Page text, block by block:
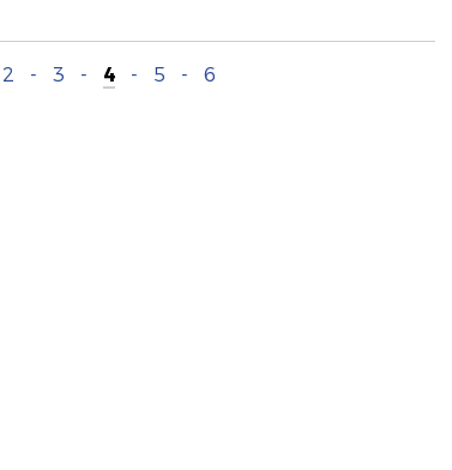
2 - 3 - 4 - 5 - 6